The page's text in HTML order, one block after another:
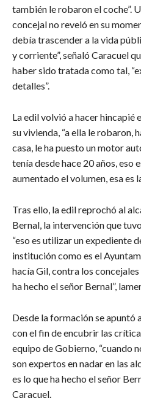
también le robaron el coche”.
concejal no reveló en su
debía trascender a la vida
y corriente”, señaló Caracuel
haber sido tratada como tal,
detalles”.
La edil volvió a hacer hincapié
su vivienda, “a ella le robaron,
casa, le ha puesto un motor
tenía desde hace 20 años, eso
aumentado el volumen, esa es
Tras ello, la edil reprochó al
Bernal, la intervención que
“eso es utilizar un expediente
institución como es el
hacía Gil, contra los
ha hecho el señor Bernal”,
Desde la formación se apuntó
con el fin de encubrir las
equipo de Gobierno, “cuando
son expertos en nadar en las
es lo que ha hecho el señor
Caracuel.